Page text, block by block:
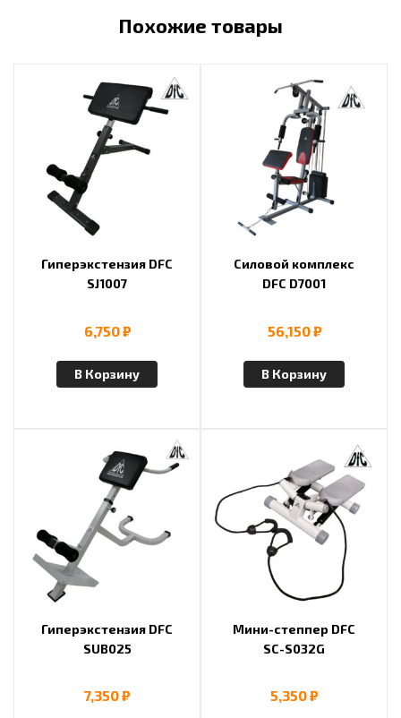
Похожие товары
Гиперэкстензия DFC
SJ1007
6,750₽
В Корзину
Силовой комплекс
DFC D7001
56,150₽
В Корзину
Гиперэкстензия DFC
SUB025
7,350₽
Мини-степпер DFC
SC-S032G
5,350₽